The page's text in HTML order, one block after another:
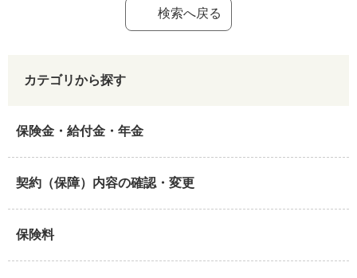
検索へ戻る
カテゴリから探す
保険金・給付金・年金
契約（保障）内容の確認・変更
保険料